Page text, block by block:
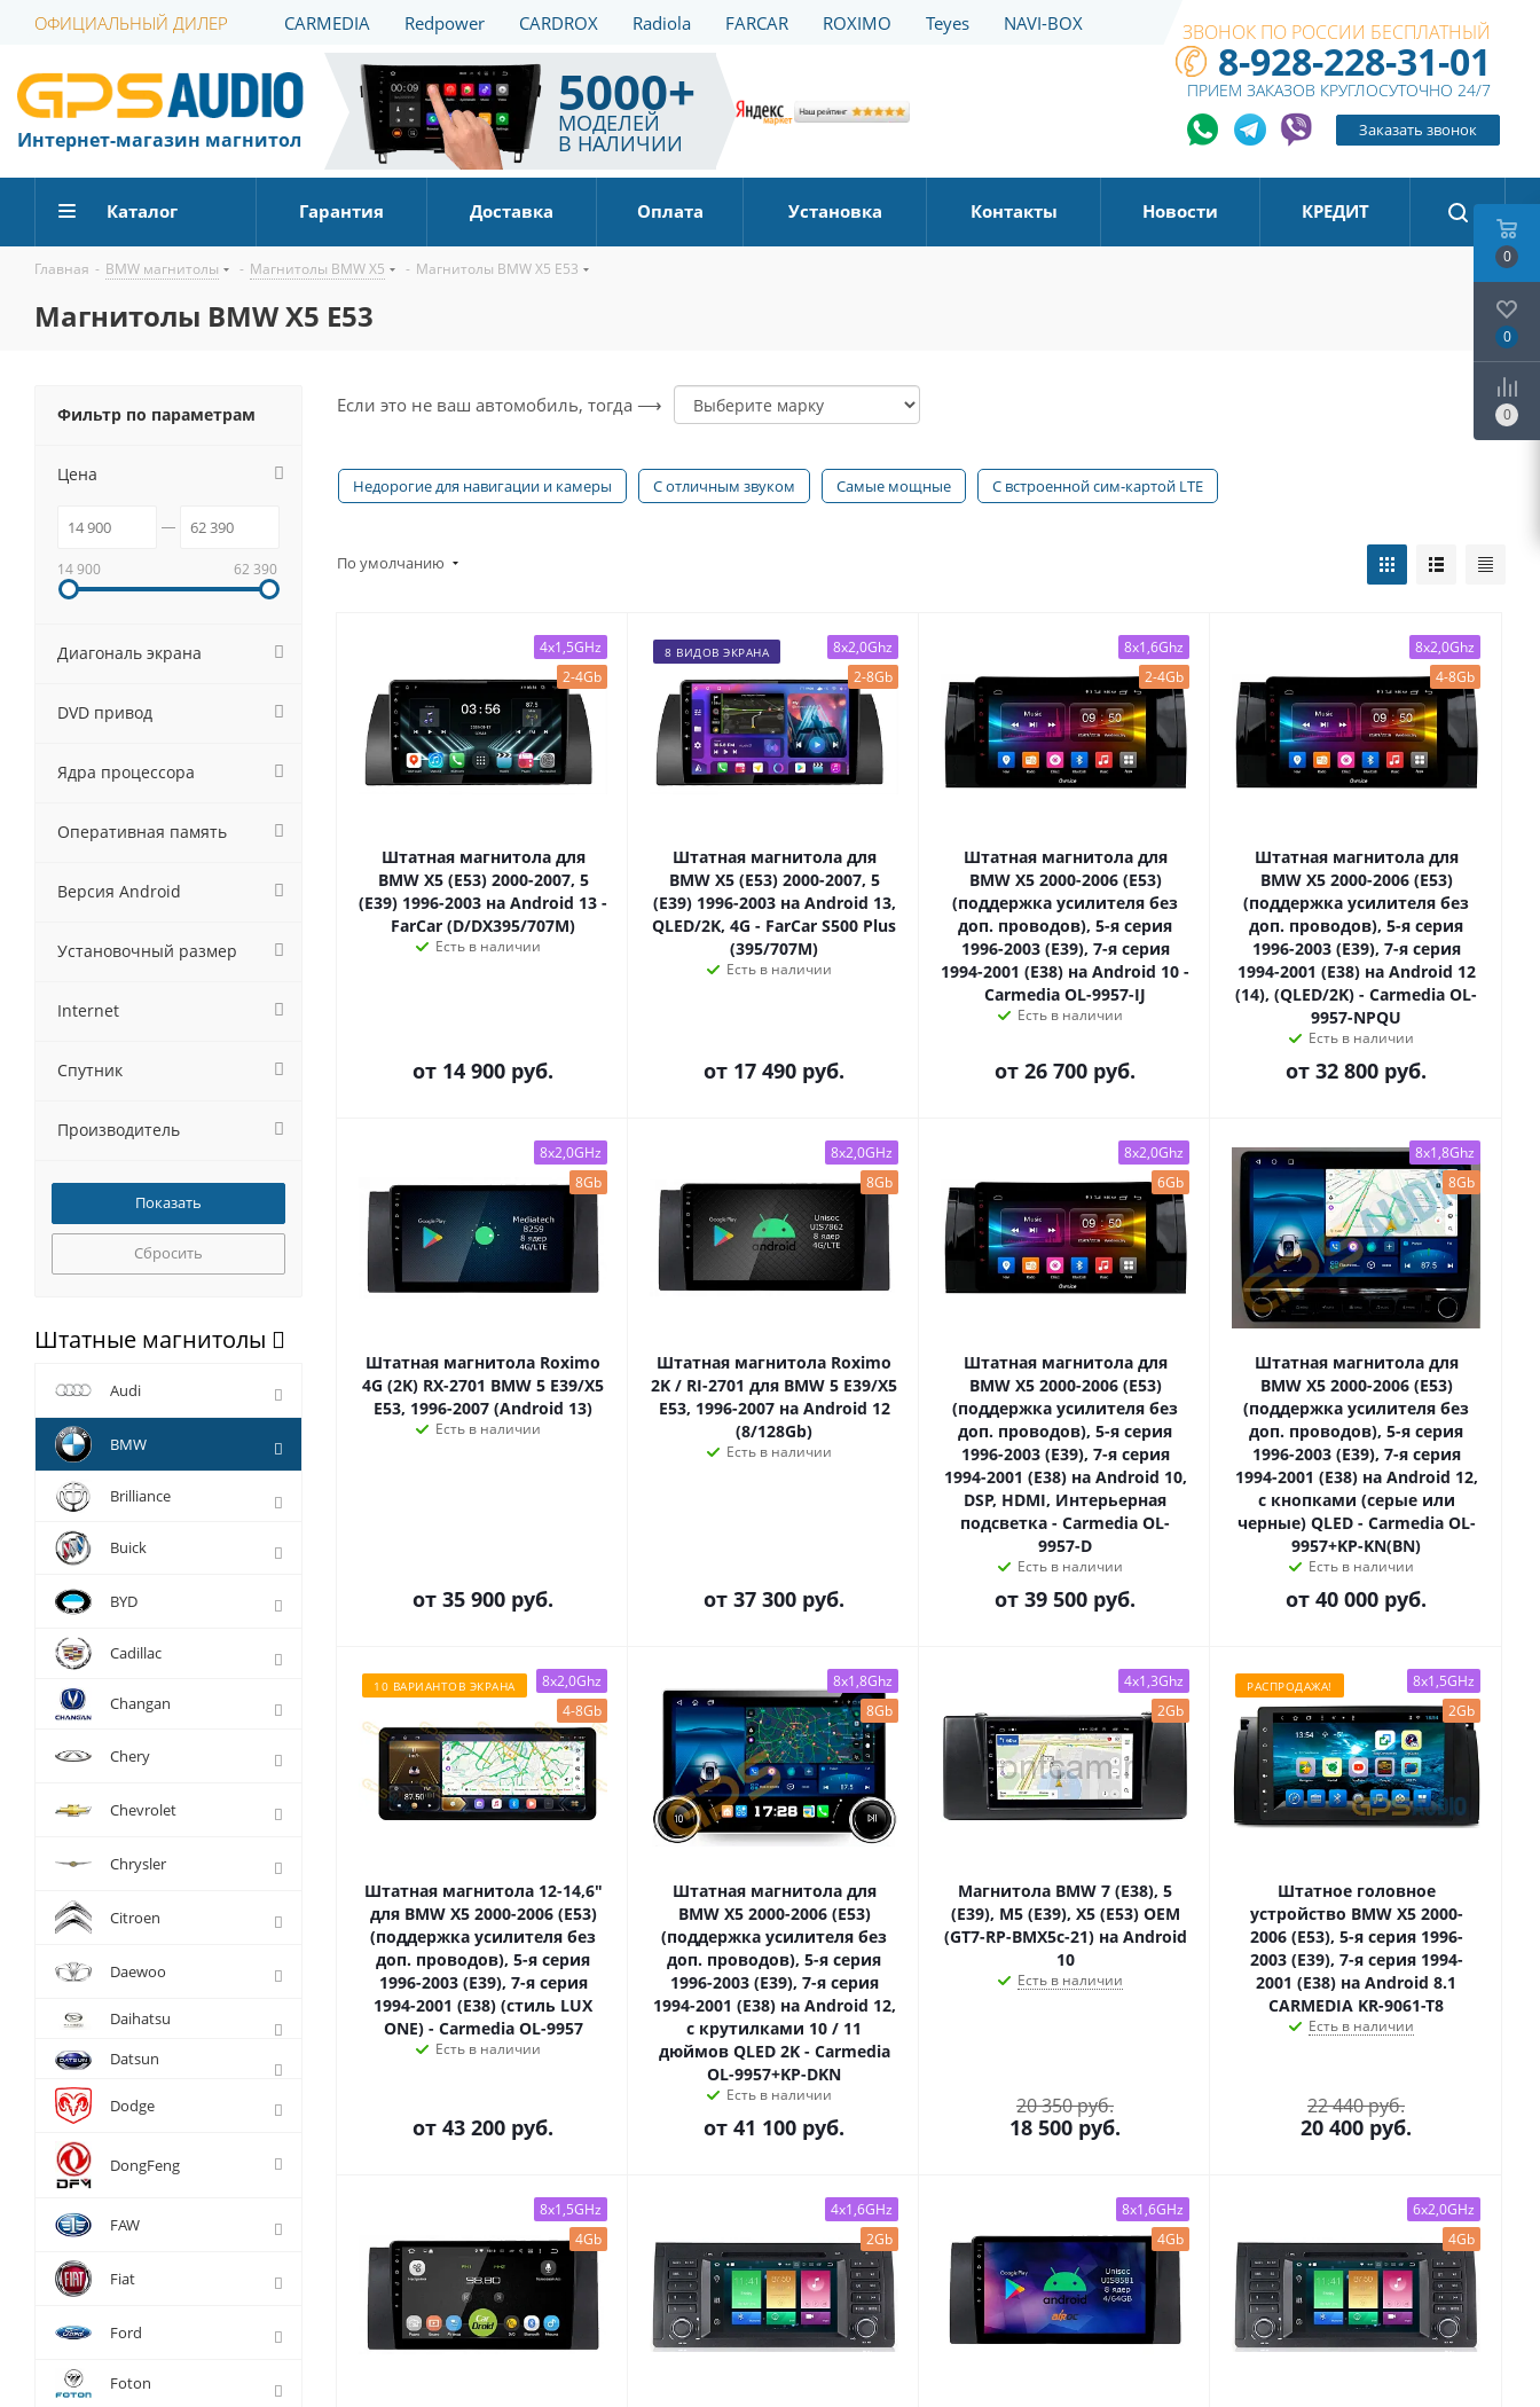
ОФИЦИАЛЬНЫЙ ДИЛЕР CARMEDIA Redpower CARDROX Radiola FARCAR ROXIMO Teyes NAVI-BOX
Интернет-магазин магнитол
5000+
МОДЕЛЕЙ
В НАЛИЧИИ
ЗВОНОК ПО РОССИИ БЕСПЛАТНЫЙ
8-928-228-31-01
ПРИЕМ ЗАКАЗОВ КРУГЛОСУТОЧНО 24/7
Заказать звонок
Каталог Гарантия Доставка Оплата Установка Контакты Новости КРЕДИТ
Главная - BMW магнитолы - Магнитолы BMW X5 - Магнитолы BMW X5 E53
Магнитолы BMW X5 E53
Если это не ваш автомобиль, тогда ⟶
Недорогие для навигации и камеры С отличным звуком Самые мощные С встроенной сим-картой LTE
По умолчанию
4x1,5GHz
2-4Gb
Штатная магнитола для
BMW X5 (E53) 2000-2007, 5
(E39) 1996-2003 на Android 13 -
FarCar (D/DX395/707M)
Есть в наличии
от 14 900 руб.
8 ВИДОВ ЭКРАНА
8x2,0Ghz
2-8Gb
Штатная магнитола для
BMW X5 (E53) 2000-2007, 5
(E39) 1996-2003 на Android 13,
QLED/2K, 4G - FarCar S500 Plus
(395/707M)
Есть в наличии
от 17 490 руб.
8x1,6Ghz
2-4Gb
Штатная магнитола для
BMW X5 2000-2006 (E53)
(поддержка усилителя без
доп. проводов), 5-я серия
1996-2003 (E39), 7-я серия
1994-2001 (E38) на Android 10 -
Carmedia OL-9957-IJ
Есть в наличии
от 26 700 руб.
8x2,0Ghz
4-8Gb
Штатная магнитола для
BMW X5 2000-2006 (E53)
(поддержка усилителя без
доп. проводов), 5-я серия
1996-2003 (E39), 7-я серия
1994-2001 (E38) на Android 12
(14), (QLED/2K) - Carmedia OL-
9957-NPQU
Есть в наличии
от 32 800 руб.
8x2,0GHz
8Gb
Штатная магнитола Roximo
4G (2K) RX-2701 BMW 5 E39/X5
E53, 1996-2007 (Android 13)
Есть в наличии
от 35 900 руб.
8x2,0GHz
8Gb
Штатная магнитола Roximo
2K / RI-2701 для BMW 5 E39/X5
E53, 1996-2007 на Android 12
(8/128Gb)
Есть в наличии
от 37 300 руб.
8x2,0Ghz
6Gb
Штатная магнитола для
BMW X5 2000-2006 (E53)
(поддержка усилителя без
доп. проводов), 5-я серия
1996-2003 (E39), 7-я серия
1994-2001 (E38) на Android 10,
DSP, HDMI, Интерьерная
подсветка - Carmedia OL-
9957-D
Есть в наличии
от 39 500 руб.
8x1,8Ghz
8Gb
Штатная магнитола для
BMW X5 2000-2006 (E53)
(поддержка усилителя без
доп. проводов), 5-я серия
1996-2003 (E39), 7-я серия
1994-2001 (E38) на Android 12,
с кнопками (серые или
черные) QLED - Carmedia OL-
9957+KP-KN(BN)
Есть в наличии
от 40 000 руб.
10 ВАРИАНТОВ ЭКРАНА
8x2,0Ghz
4-8Gb
Штатная магнитола 12-14,6"
для BMW X5 2000-2006 (E53)
(поддержка усилителя без
доп. проводов), 5-я серия
1996-2003 (E39), 7-я серия
1994-2001 (E38) (стиль LUX
ONE) - Carmedia OL-9957
Есть в наличии
от 43 200 руб.
8x1,8Ghz
8Gb
Штатная магнитола для
BMW X5 2000-2006 (E53)
(поддержка усилителя без
доп. проводов), 5-я серия
1996-2003 (E39), 7-я серия
1994-2001 (E38) на Android 12,
с крутилками 10 / 11
дюймов QLED 2K - Carmedia
OL-9957+KP-DKN
Есть в наличии
от 41 100 руб.
4x1,3Ghz
2Gb
Магнитола BMW 7 (E38), 5
(E39), M5 (E39), X5 (E53) OEM
(GT7-RP-BMX5c-21) на Android
10
Есть в наличии
20 350 руб.
18 500 руб.
РАСПРОДАЖА!
8x1,5GHz
2Gb
Штатное головное
устройство BMW X5 2000-
2006 (E53), 5-я серия 1996-
2003 (E39), 7-я серия 1994-
2001 (E38) на Android 8.1
CARMEDIA KR-9061-T8
Есть в наличии
22 440 руб.
20 400 руб.
8x1,5GHz
4Gb
4x1,6GHz
2Gb
8x1,6GHz
4Gb
6x2,0GHz
4Gb
Фильтр по параметрам
Цена
14 900 62 390
Диагональ экрана
DVD привод
Ядра процессора
Оперативная память
Версия Android
Установочный размер
Internet
Спутник
Производитель
Сбросить
Штатные магнитолы
Audi
BMW
Brilliance
Buick
BYD
Cadillac
Changan
Chery
Chevrolet
Chrysler
Citroen
Daewoo
Daihatsu
Datsun
Dodge
DongFeng
FAW
Fiat
Ford
Foton
0
0
0